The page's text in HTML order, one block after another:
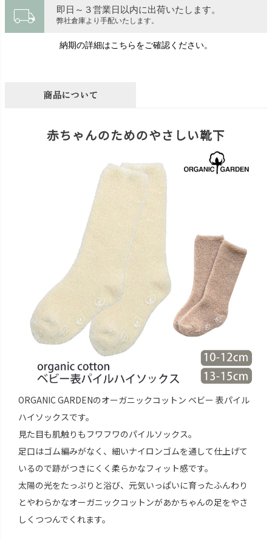
local_shipping 即日～３営業日以内に出荷いたします。
弊社倉庫より手配いたします。
納期の詳細はこちらをご確認ください。
商品について
赤ちゃんのためのやさしい靴下
ORGANIC GARDENのオーガニックコットン ベビー 表パイル
ハイソックスです。
見た目も肌触りもフワフワのパイルソックス。
足口はゴム編みがなく、細いナイロンゴムを通して仕上げて
いるので跡がつきにくく柔らかなフィット感です。
太陽の光をたっぷりと浴び、元気いっぱいに育ったふんわり
とやわらかなオーガニックコットンがあかちゃんの足をやさ
しくつつんでくれます。